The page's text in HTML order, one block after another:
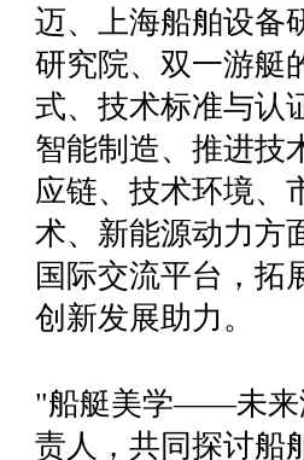
迈、上海船舶设备
研究院、双一游艇
式、技术标准与认
智能制造、推进技
应链、技术环境、
术、新能源动力方
国际交流平台，拓
创新发展助力。
"船艇美学——未来
责人，共同探讨船